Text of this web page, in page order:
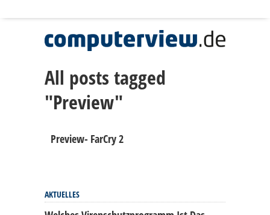
All posts tagged
"Preview"
Preview- FarCry 2
AKTUELLES